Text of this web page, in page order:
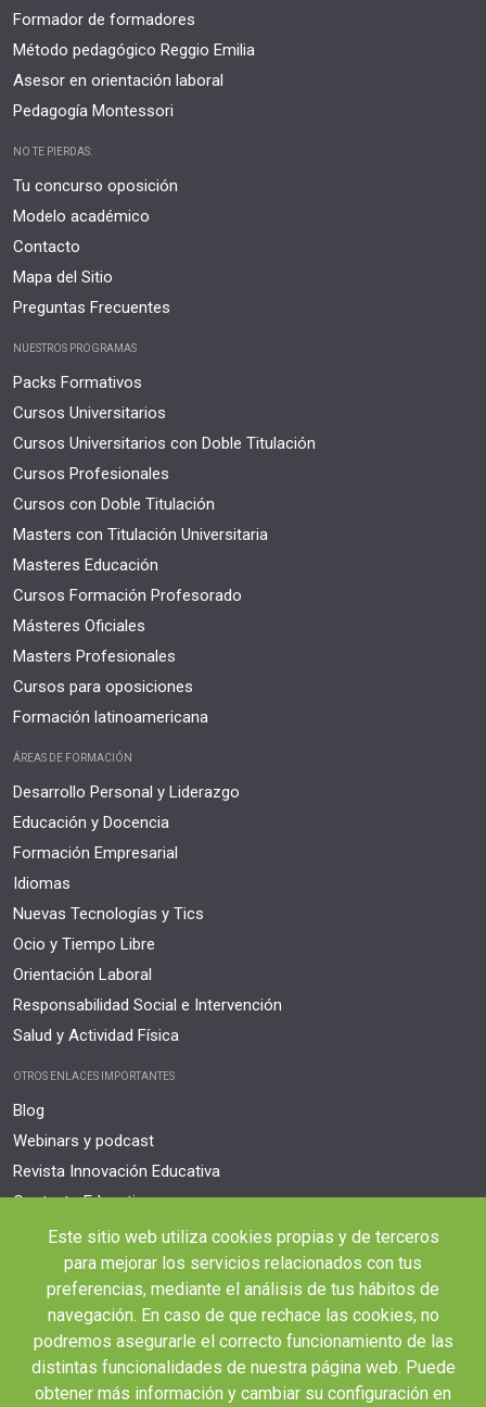
Formador de formadores
Método pedagógico Reggio Emilia
Asesor en orientación laboral
Pedagogía Montessori
NO TE PIERDAS:
Tu concurso oposición
Modelo académico
Contacto
Mapa del Sitio
Preguntas Frecuentes
NUESTROS PROGRAMAS
Packs Formativos
Cursos Universitarios
Cursos Universitarios con Doble Titulación
Cursos Profesionales
Cursos con Doble Titulación
Masters con Titulación Universitaria
Masteres Educación
Cursos Formación Profesorado
Másteres Oficiales
Masters Profesionales
Cursos para oposiciones
Formación latinoamericana
ÁREAS DE FORMACIÓN
Desarrollo Personal y Liderazgo
Educación y Docencia
Formación Empresarial
Idiomas
Nuevas Tecnologías y Tics
Ocio y Tiempo Libre
Orientación Laboral
Responsabilidad Social e Intervención
Salud y Actividad Física
OTROS ENLACES IMPORTANTES
Blog
Webinars y podcast
Revista Innovación Educativa
Contexto Educativo
Desistir contrato aquí
Tienes 14 días desde tu matriculación para cancelar sin coste y recibir el
reembolso completo.
Este sitio web utiliza cookies propias y de terceros
para mejorar los servicios relacionados con tus
preferencias, mediante el análisis de tus hábitos de
navegación. En caso de que rechace las cookies, no
podremos asegurarle el correcto funcionamiento de las
distintas funcionalidades de nuestra página web. Puede
obtener más información y cambiar su configuración en